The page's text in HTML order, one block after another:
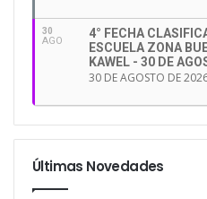
30
AGO
4° FECHA
ESCUELA ZONA
KAWEL - 30 DE
30 DE AGOSTO DE
Últimas Novedades